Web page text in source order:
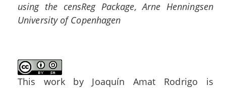
using the censReg Package, Arne Henningsen
University of Copenhagen
This work by Joaquín Amat Rodrigo is